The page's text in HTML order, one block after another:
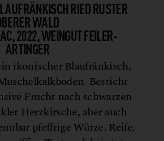
RIED RUSTER
WALD
2022, WEINGUT FEILER-
ARTINGER
ikonischer Blaufränkisch,
Besticht
Frucht nach schwarzen
Herzkirsche, aber auch
pfeffrige Würze. Reife,